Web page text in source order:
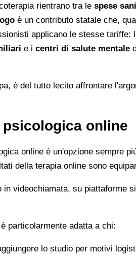
rientrano tra le spese
è un contributo statale che,
applicano le stesse
e i centri di salute mentale
è del tutto lecito affrontare
psicologica online
online è un'opzione sempre
della terapia online sono
in videochiamata, su piattaforme
particolarmente adatta a chi:
lo studio per motivi